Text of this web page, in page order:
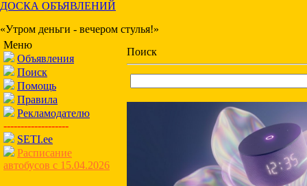
ДОСКА ОБЪЯВЛЕНИЙ
«Утром деньги - вечером стулья!»
Меню
Объявления
Поиск
Помощь
Правила
Рекламодателю
-------------------
SETI.ee
Расписание
автобусов с 15.04.2026
Поиск